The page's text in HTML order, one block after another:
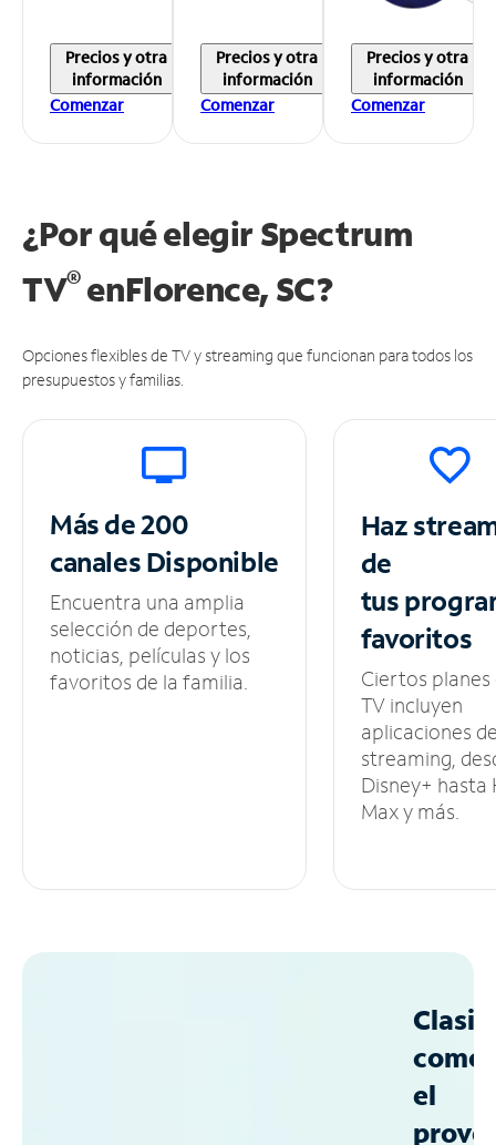
Precios y otra
información
Comenzar
Precios y otra
información
Comenzar
Precios y otra
información
Comenzar
¿Por qué elegir Spectrum
TV®enFlorence, SC?
Opciones flexibles de TV y streaming que funcionan para todos los
presupuestos y familias.
Más de 200
canalesDisponible
Encuentra una amplia
selección de deportes,
noticias, películas y los
favoritos de la familia.
Haz
de
tus
favoritos
Ciertos planes
TV incluyen
aplicaciones
streaming,
Disney+ hasta
Max y más.
como
el